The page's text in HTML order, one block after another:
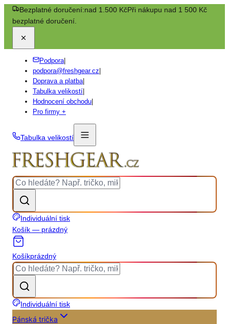
Bezplatné doručení:nad 1.500 KčPři nákupu nad 1 500 Kč
bezplatné doručení.
Podpora|
podpora@freshgear.cz
Doprava a platba|
Tabulka velikostí
Hodnocení obchodu
Pro firmy +
Tabulka velikostí
Individuální tisk
Košík — prázdný
Košíkprázdný
Individuální tisk
Pánská trička